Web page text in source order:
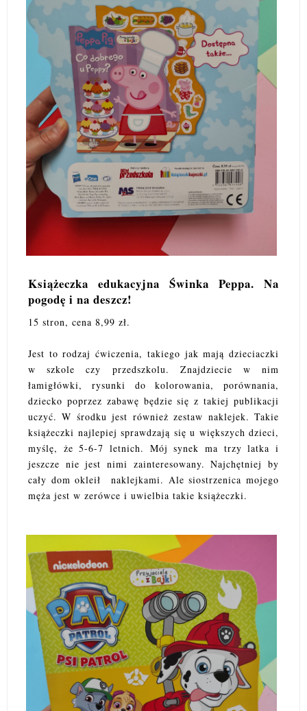
Książeczka edukacyjna Świnka Peppa. Na
pogodę i na deszcz!
15 stron, cena 8,99 zł.
Jest to rodzaj ćwiczenia, takiego jak mają dzieciaczki
w szkole czy przedszkolu. Znajdziecie w nim
łamigłówki, rysunki do kolorowania, porównania,
dziecko poprzez zabawę będzie się z takiej publikacji
uczyć. W środku jest również zestaw naklejek. Takie
książeczki najlepiej sprawdzają się u większych dzieci,
myślę, że 5-6-7 letnich. Mój synek ma trzy latka i
jeszcze nie jest nimi zainteresowany. Najchętniej by
cały dom okleił naklejkami. Ale siostrzenica mojego
męża jest w zerówce i uwielbia takie książeczki.